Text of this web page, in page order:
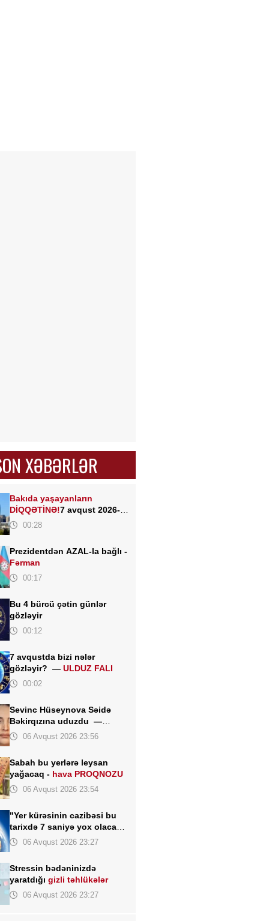
XƏBƏRLƏR
Bakıda yaşayanların
DİQQƏTİNƏ!7 avqust 2026-cı
il saat 00:00-dan etibarən...
00:28
Prezidentdən AZAL-la bağlı -
Fərman
00:17
Bu 4 bürcü çətin günlər
gözləyir
00:12
7 avqustda bizi nələr
gözləyir? —ULDUZ FALI
00:02
Sevinc Hüseynova Səidə
Bəkirqızına uduzdu —
Məhkəmə rədd etdi
06 Avqust 2026 23:56
Sabah bu yerlərə leysan
yağacaq - hava PROQNOZU
06 Avqust 2026 23:54
"Yer kürəsinin cazibəsi bu
tarixdə 7 saniyə yox olacaq"
- İddia06 Avqust 2026 23:27
Stressin bədəninizdə
yaratdığı gizli təhlükələr
06 Avqust 2026 23:27